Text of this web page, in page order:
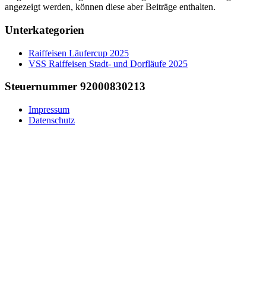
angezeigt werden, können diese aber Beiträge enthalten.
Unterkategorien
Raiffeisen Läufercup 2025
VSS Raiffeisen Stadt- und Dorfläufe 2025
Steuernummer 92000830213
Impressum
Datenschutz